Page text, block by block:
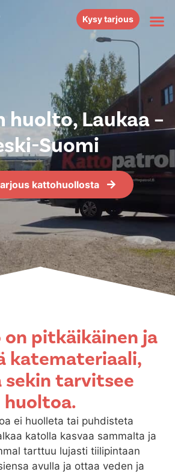
Kysy tarjous
Laukaa –
Suomi
kattohuollosta
pitkäikäinen ja
katemateriaali,
tarvitsee
huoltoa.
ei huolleta tai puhdisteta
katolla kasvaa sammalta ja
tarttuu lujasti tiilipintaan
avulla ja ottaa veden ja